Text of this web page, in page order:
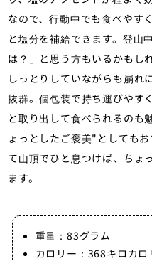
なので、行動中でも食べやす
と塩分を補給できます。登山
は？」と思う方もいるかもし
しっとりしていながらも崩れ
抜群。個包装で持ち運びやす
と取り出して食べられるのも
ょっとしたご褒美"としても
て山頂でひと息つけば、ちょ
ます。
重量：83グラム
カロリー：368キロカロ